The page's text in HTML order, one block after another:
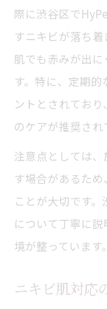
際に渋谷区で
すニキビが落ち
肌でも赤みが出
す。特に、定期
ントとされてお
のケアが推奨され
注意点としては
す場合があるた
ことが大切です
について丁寧に
境が整っています。
ニキビ肌対応